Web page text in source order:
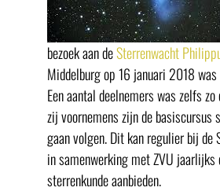
bezoek aan deSterrenwacht
Middelburg op 16 januari 2018 was
Een aantal deelnemers was zelfs
zij voornemens zijn de basiscursus
gaan volgen. Dit kan regulier bij de
in samenwerking met ZVU jaarlijks
sterrenkunde aanbieden.